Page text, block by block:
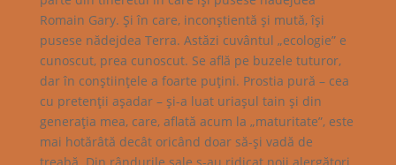
Romain Gary. Şi în care, inconştientă şi mută, îşi
pusese nădejdea Terra. Astăzi cuvântul „ecologie” e
cunoscut, prea cunoscut. Se află pe buzele tuturor,
dar în conştiinţele a foarte puţini. Prostia pură – cea
cu pretenţii aşadar – şi-a luat uriaşul tain şi din
generaţia mea, care, aflată acum la „maturitate”, este
mai hotărâtă decât oricând doar să-şi vadă de
treabă. Din rândurile sale s-au ridicat noii alergători